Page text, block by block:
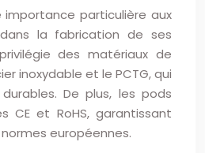
importance particulière aux
la fabrication de ses
des matériaux de
inoxydable et le PCTG, qui
De plus, les pods
CE et RoHS, garantissant
européennes.